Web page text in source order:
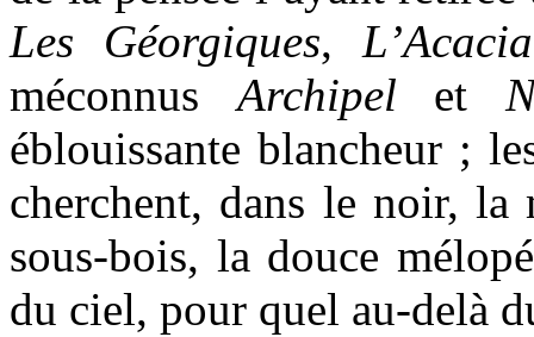
Les Géorgiques, L’Acacia
méconnusArchipel et
éblouissante blancheur ;
cherchent, dans le noir, la
sous-bois, la douce
du ciel, pour quel au-delà